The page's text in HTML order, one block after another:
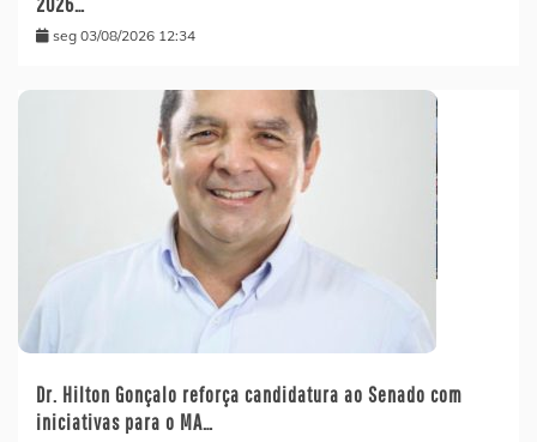
seg 03/08/2026 12:34
Dr. Hilton Gonçalo reforça candidatura ao Senado com
iniciativas para o MA…